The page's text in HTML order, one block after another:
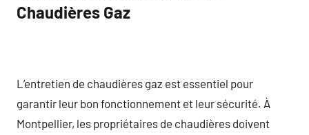
Chaudières Gaz
L’entretien de chaudières gaz est essentiel pour
garantir leur bon fonctionnement et leur sécurité. À
Montpellier, les propriétaires de chaudières doivent